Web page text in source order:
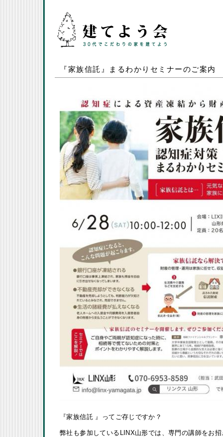
『家族信託』まるわかりセミナーのご案内
『家族信託 』ってご存じですか？
弊社も参加しているLINX山形では、専門の講師をお